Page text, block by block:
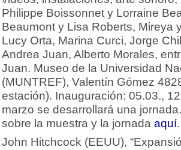
Philippe Boissonnet y Lorraine
Beaumont y Lisa Roberts, Mireya
Lucy Orta, Marina Curci, Jorge
Andrea Juan, Alberto Morales,
Juan. Museo de la Universidad
(MUNTREF), Valentín Gómez
estación). Inauguración: 05.03.,
marzo se desarrollará una
sobre la muestra y la jornada aquí.
John Hitchcock (EEUU),